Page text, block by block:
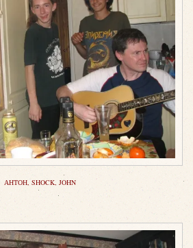
АНТОН, SHOCK, JOHN